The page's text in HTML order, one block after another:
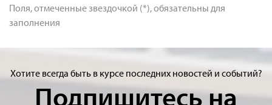
Поля, отмеченные звездочкой (*), обязательны для
заполнения
Хотите всегда быть в курсе последних новостей и событий?
Подпишитесь на